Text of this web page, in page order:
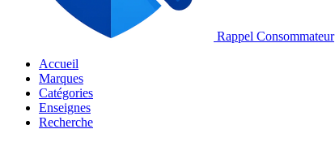
Rappel Consommateur
Accueil
Marques
Catégories
Enseignes
Recherche